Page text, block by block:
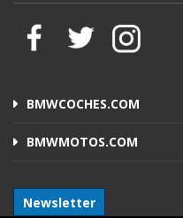
BMWCOCHES.COM
BMWMOTOS.COM
Newsletter